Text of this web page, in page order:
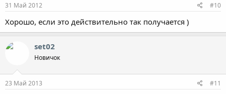
31 Май 2012 #10
Хорошо, если это действительно так получается )
set02
Новичок
23 Май 2013 #11